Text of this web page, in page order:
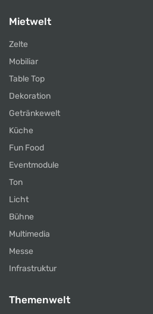
Mietwelt
Zelte
Mobiliar
Table Top
Dekoration
Getränkewelt
Küche
Fun Food
Eventmodule
Ton
Licht
Bühne
Multimedia
Messe
Infrastruktur
Themenwelt